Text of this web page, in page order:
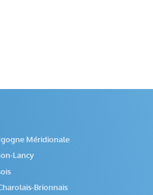
Méridionale
Lancy
Brionnais